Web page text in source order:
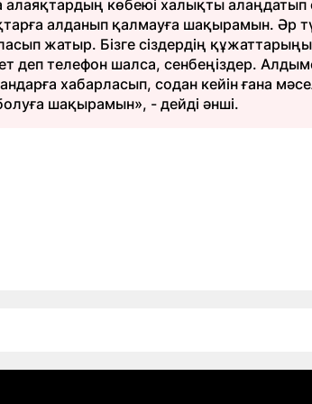
алаяқтардың көбеюі халықты
алданып қалмауға шақырамын. Әр
жатыр. Бізге сіздердің
деп телефон шалса, сенбеңіздер.
хабарласып, содан кейін ғана
шақырамын», - дейді әнші.